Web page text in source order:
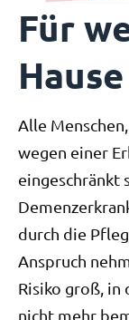
Für
Alle
wegen einer
eingeschränkt
durch die
Anspruch
Risiko groß, in
nicht mehr